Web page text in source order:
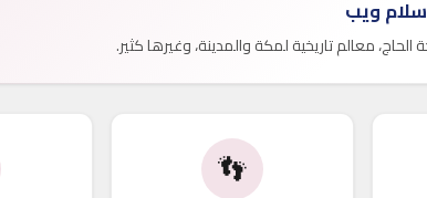
ويب
معالم تاريخية لمكة والمدينة، وغيرها كثير.
👣